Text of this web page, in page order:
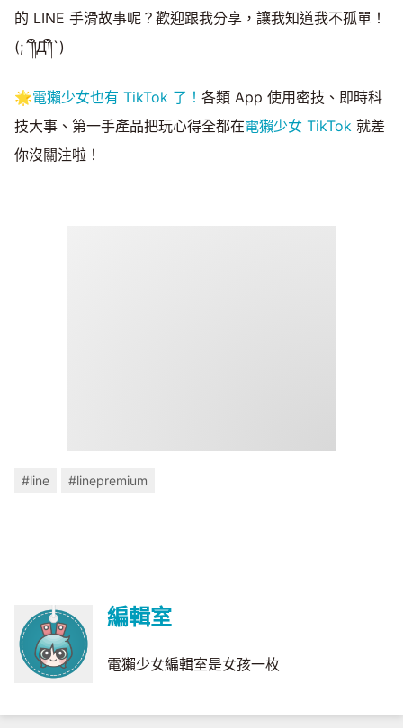
的 LINE 手滑故事呢？歡迎跟我分享，讓我知道我不孤單！
(;´༎ຶД༎ຶ`)
🌟電獺少女也有 TikTok 了！ 各類 App 使用密技、即時科
技大事、第一手產品把玩心得全都在電獺少女 TikTok 就差
你沒關注啦！
#line #linepremium
編輯室
電獺少女編輯室是女孩一枚